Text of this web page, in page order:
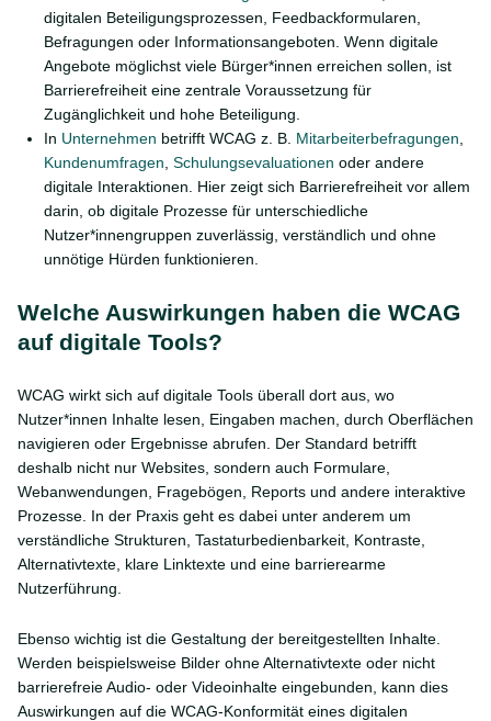
digitalen Beteiligungsprozessen, Feedbackformularen,
Befragungen oder Informationsangeboten. Wenn digitale
Angebote möglichst viele Bürger*innen erreichen sollen, ist
Barrierefreiheit eine zentrale Voraussetzung für
Zugänglichkeit und hohe Beteiligung.
In Unternehmen betrifft WCAG z. B. Mitarbeiterbefragungen
Kundenumfragen Schulungsevaluationen oder andere
digitale Interaktionen. Hier zeigt sich Barrierefreiheit vor allem
darin, ob digitale Prozesse für unterschiedliche
Nutzer*innengruppen zuverlässig, verständlich und ohne
unnötige Hürden funktionieren.
Welche Auswirkungen haben die WCAG
auf digitale Tools?
WCAG wirkt sich auf digitale Tools überall dort aus, wo
Nutzer*innen Inhalte lesen, Eingaben machen, durch Oberflächen
navigieren oder Ergebnisse abrufen. Der Standard betrifft
deshalb nicht nur Websites, sondern auch Formulare,
Webanwendungen, Fragebögen, Reports und andere interaktive
Prozesse. In der Praxis geht es dabei unter anderem um
verständliche Strukturen, Tastaturbedienbarkeit, Kontraste,
Alternativtexte, klare Linktexte und eine barrierearme
Nutzerführung.
Ebenso wichtig ist die Gestaltung der bereitgestellten Inhalte.
Werden beispielsweise Bilder ohne Alternativtexte oder nicht
barrierefreie Audio- oder Videoinhalte eingebunden, kann dies
Auswirkungen auf die WCAG-Konformität eines digitalen